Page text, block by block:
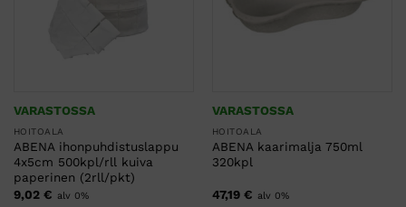
VARASTOSSA
HOITOALA
ABENA ihonpuhdistuslappu
4x5cm 500kpl/rll kuiva
paperinen (2rll/pkt)
9,02 € alv 0%
VARASTOSSA
HOITOALA
ABENA kaarimalja 750ml
320kpl
47,19 € alv 0%